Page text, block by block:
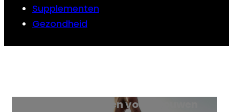
Supplementen
Gezondheid
Wandelschoenen voor vrouwen